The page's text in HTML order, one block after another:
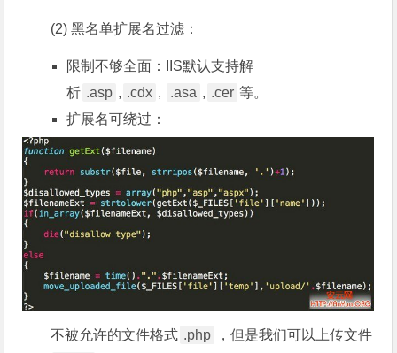
(2) 黑名单扩展名过滤：
限制不够全面：IIS默认支持解
析 .asp , .cdx , .asa , .cer 等。
扩展名可绕过：
不被允许的文件格式 .php
，但是我们可以上传文件